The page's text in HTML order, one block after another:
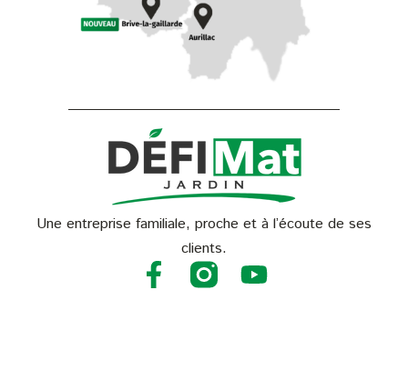
Une entreprise familiale, proche et à l’écoute de ses
clients.
F
Y